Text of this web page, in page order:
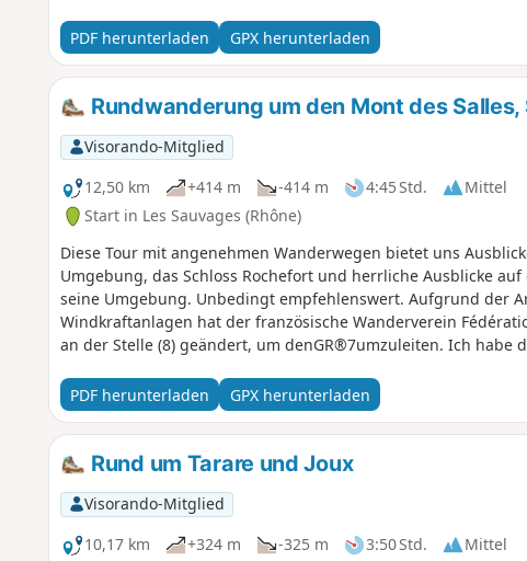
PDF herunterladen GPX herunterladen
Rundwanderung um den Mont des
Visorando-Mitglied
12,50 km
+414 m -414 m 4:45 Std.
Mittel
Start in Les Sauvages (Rhône)
Diese Tour mit angenehmen Wanderwegen bietet uns
Umgebung, das Schloss Rochefort und herrliche Ausblicke
seine Umgebung. Unbedingt empfehlenswert. Aufgrund der
Windkraftanlagen hat der französische Wanderverein
an der Stelle (8) geändert, um denGR®7umzuleiten. Ich habe
PDF herunterladen
GPX herunterladen
Rund um Tarare und Joux
Visorando-Mitglied
10,17 km
+324 m -325 m 3:50 Std. Mittel